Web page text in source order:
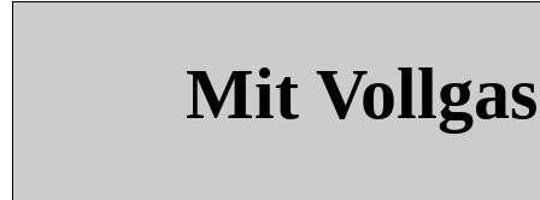
Mit